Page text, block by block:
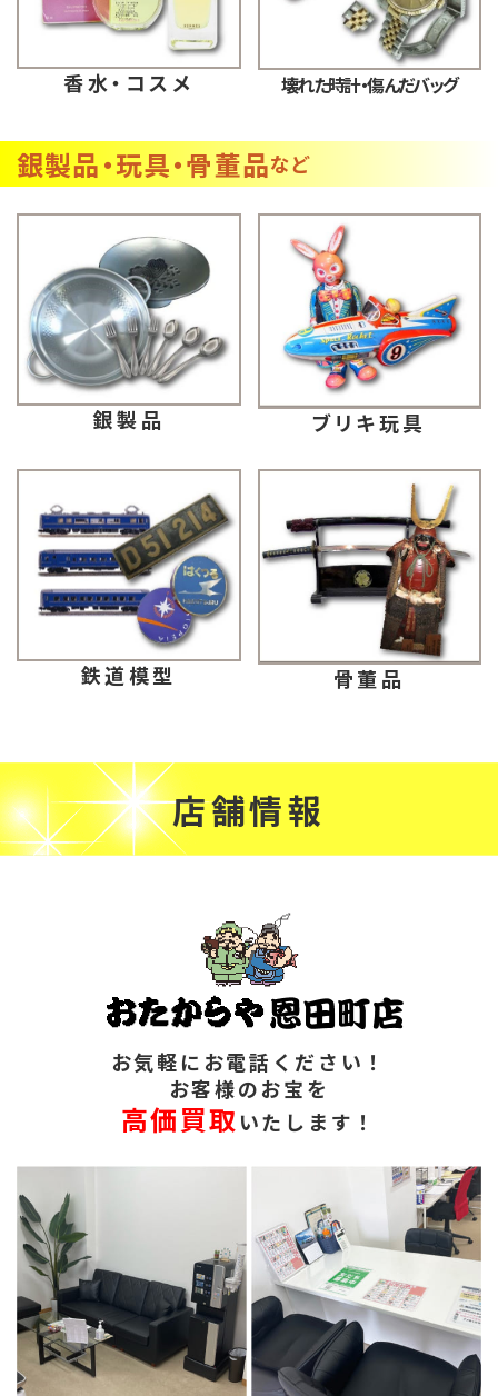
香水・コスメ 壊れた時計・傷んだバッグ
銀製品・玩具・骨董品など
銀製品 ブリキ玩具
鉄道模型 骨董品
店舗情報
お気軽にお電話ください！
お客様のお宝を
高価買取 いたします！